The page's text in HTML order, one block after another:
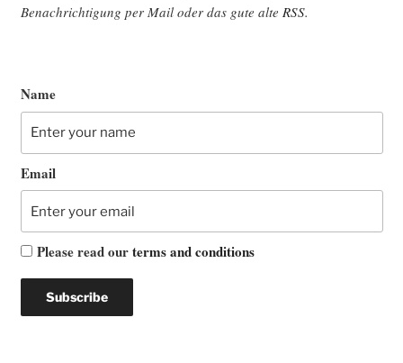
Benach­rich­ti­gung per Mail oder das gute alte RSS.
Name
Email
Please read ourterms and conditions